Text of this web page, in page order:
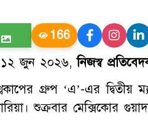
166
১২ জুন ২০২৬,নিজস্ব
গ্রুপ ‘এ’-এর
শুক্রবার মেক্সিকোর